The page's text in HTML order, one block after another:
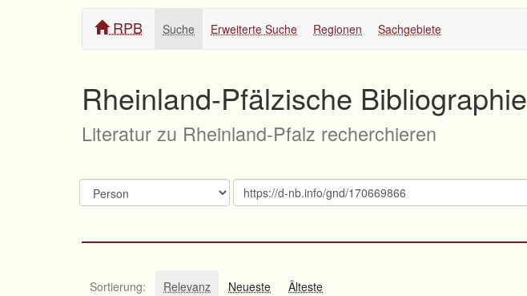
RPB Suche Erweiterte Suche Regionen Sachgebiete
Rheinland-Pfälzische Bibliographie
Literatur zu Rheinland-Pfalz recherchieren
Sortierung: Relevanz Neueste Älteste